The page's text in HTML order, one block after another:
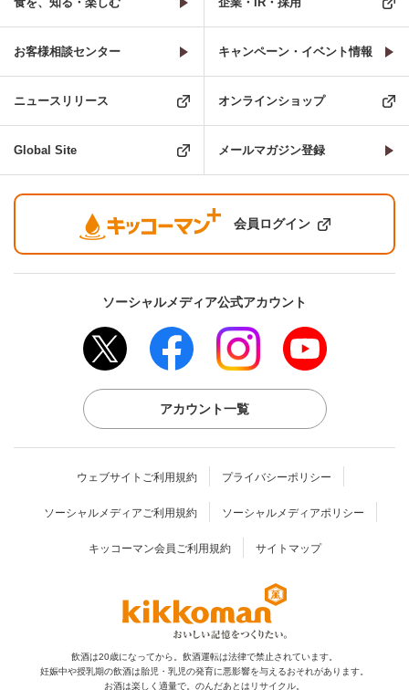
お客様相談センター キャンペーン・イベント情報
ニュースリリース オンラインショップ
Global Site メールマガジン登録
会員ログイン
ソーシャルメディア公式アカウント
アカウント一覧
ウェブサイトご利用規約 プライバシーポリシー
ソーシャルメディアご利用規約 ソーシャルメディアポリシー
キッコーマン会員ご利用規約 サイトマップ
飲酒は20歳になってから。飲酒運転は法律で禁止されています。
妊娠中や授乳期の飲酒は胎児・乳児の発育に悪影響を与えるおそれがあります。
お酒は楽しく適量で。のんだあとはリサイクル。